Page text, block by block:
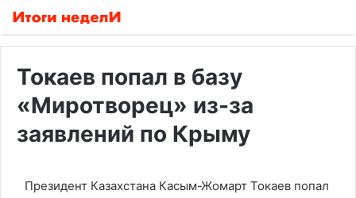
Токаев попал в базу
«Миротворец» из-за
заявлений по Крыму
Президент Казахстана Касым-Жомарт Токаев попал